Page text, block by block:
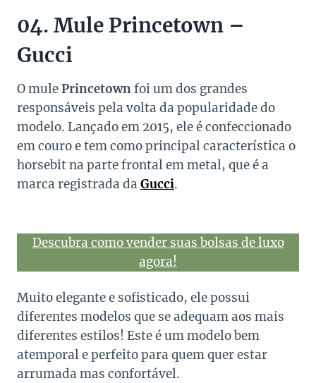
04. Mule Princetown –
Gucci
O mulePrincetownfoi um dos grandes
responsáveis pela volta da popularidade do
modelo. Lançado em 2015, ele é confeccionado
em couro e tem como principal característica o
horsebit na parte frontal em metal, que é a
marca registrada da Gucci.
Descubra como vender suas bolsas de luxo
agora!
Muito elegante e sofisticado, ele possui
diferentes modelos que se adequam aos mais
diferentes estilos! Este é um modelo bem
atemporal e perfeito para quem quer estar
arrumada mas confortável.